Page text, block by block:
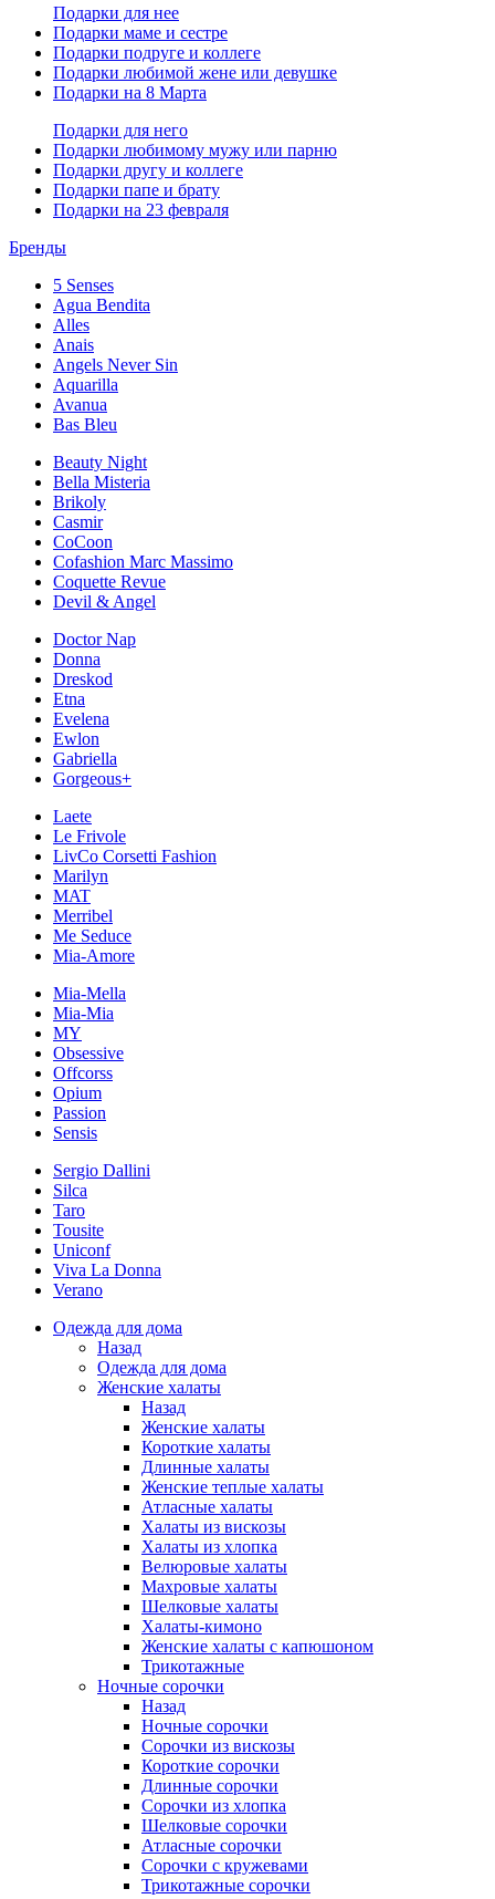
Подарки для нее
Подарки маме и сестре
Подарки подруге и коллеге
Подарки любимой жене или девушке
Подарки на 8 Марта
Подарки для него
Подарки любимому мужу или парню
Подарки другу и коллеге
Подарки папе и брату
Подарки на 23 февраля
Бренды
5 Senses
Agua Bendita
Alles
Anais
Angels Never Sin
Aquarilla
Avanua
Bas Bleu
Beauty Night
Bella Misteria
Brikoly
Casmir
CoCoon
Cofashion Marc Massimo
Coquette Revue
Devil & Angel
Doctor Nap
Donna
Dreskod
Etna
Evelena
Ewlon
Gabriella
Gorgeous+
Laete
Le Frivole
LivCo Corsetti Fashion
Marilyn
MAT
Merribel
Me Seduce
Mia-Amore
Mia-Mella
Mia-Mia
MY
Obsessive
Offcorss
Opium
Passion
Sensis
Sergio Dallini
Silca
Taro
Tousite
Uniconf
Viva La Donna
Verano
Одежда для дома
Назад
Одежда для дома
Женские халаты
Назад
Женские халаты
Короткие халаты
Длинные халаты
Женские теплые халаты
Атласные халаты
Халаты из вискозы
Халаты из хлопка
Велюровые халаты
Махровые халаты
Шелковые халаты
Халаты-кимоно
Женские халаты с капюшоном
Трикотажные
Ночные сорочки
Назад
Ночные сорочки
Сорочки из вискозы
Короткие сорочки
Длинные сорочки
Сорочки из хлопка
Шелковые сорочки
Атласные сорочки
Сорочки с кружевами
Трикотажные сорочки